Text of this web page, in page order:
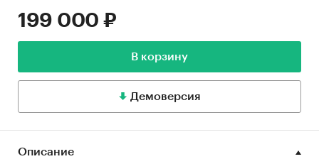
199 000 ₽
В корзину
Демоверсия
Описание